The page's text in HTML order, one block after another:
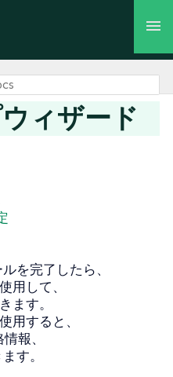
ィザード
を完了したら、
用して、
ます。
用すると、
報、
す。